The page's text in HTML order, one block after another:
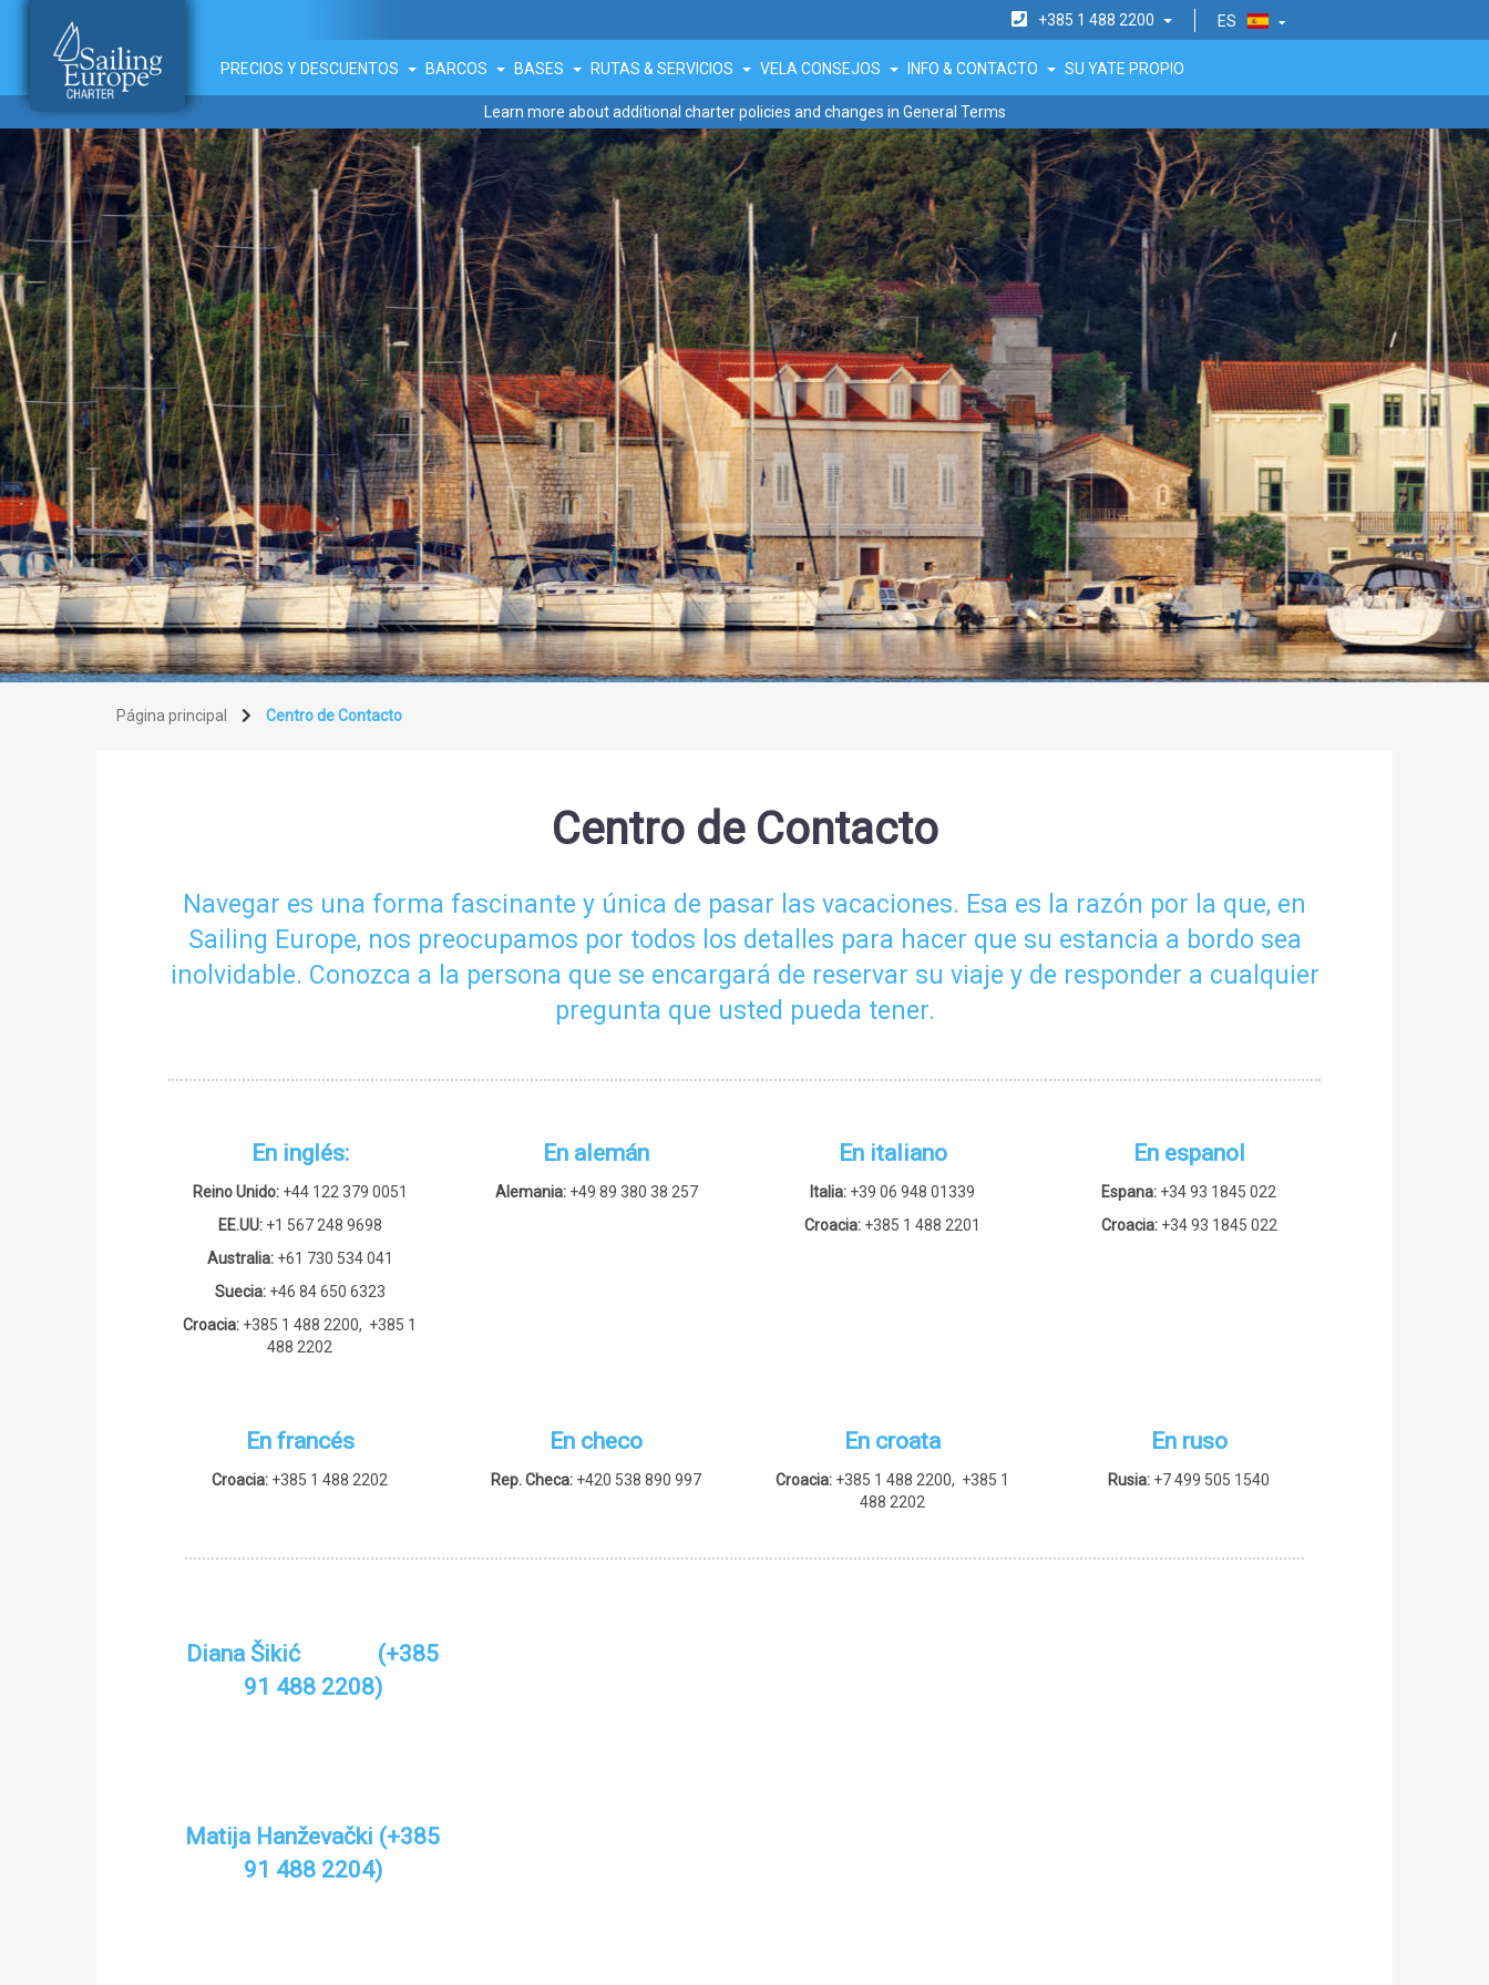
ES
+385 1 488 2200
PRECIOS Y DESCUENTOS BARCOS BASES RUTAS & SERVICIOS VELA CONSEJOS INFO & CONTACTO SU YATE PROPIO
Learn more about additional charter policies and changes in General Terms
Página principal Centro de Contacto
Centro de Contacto
Navegar es una forma fascinante y única de pasar las vacaciones. Esa es la razón por la que, en
Sailing Europe, nos preocupamos por todos los detalles para hacer que su estancia a bordo sea
inolvidable. Conozca a la persona que se encargará de reservar su viaje y de responder a cualquier
pregunta que usted pueda tener.
En inglés:
Reino Unido: +44 122 379 0051
EE.UU: +1 567 248 9698
Australia: +61 730 534 041
Suecia: +46 84 650 6323
Croacia: +385 1 488 2200, +385 1
488 2202
En alemán
Alemania: +49 89 380 38 257
En italiano
Italia: +39 06 948 01339
Croacia: +385 1 488 2201
En espanol
Espana: +34 93 1845 022
Croacia: +34 93 1845 022
En francés
Croacia: +385 1 488 2202
En checo
Rep. Checa: +420 538 890 997
En croata
Croacia: +385 1 488 2200, +385 1
488 2202
En ruso
Rusia: +7 499 505 1540
Diana Šikić (+385
91 488 2208)
Matija Hanževački (+385
91 488 2204)